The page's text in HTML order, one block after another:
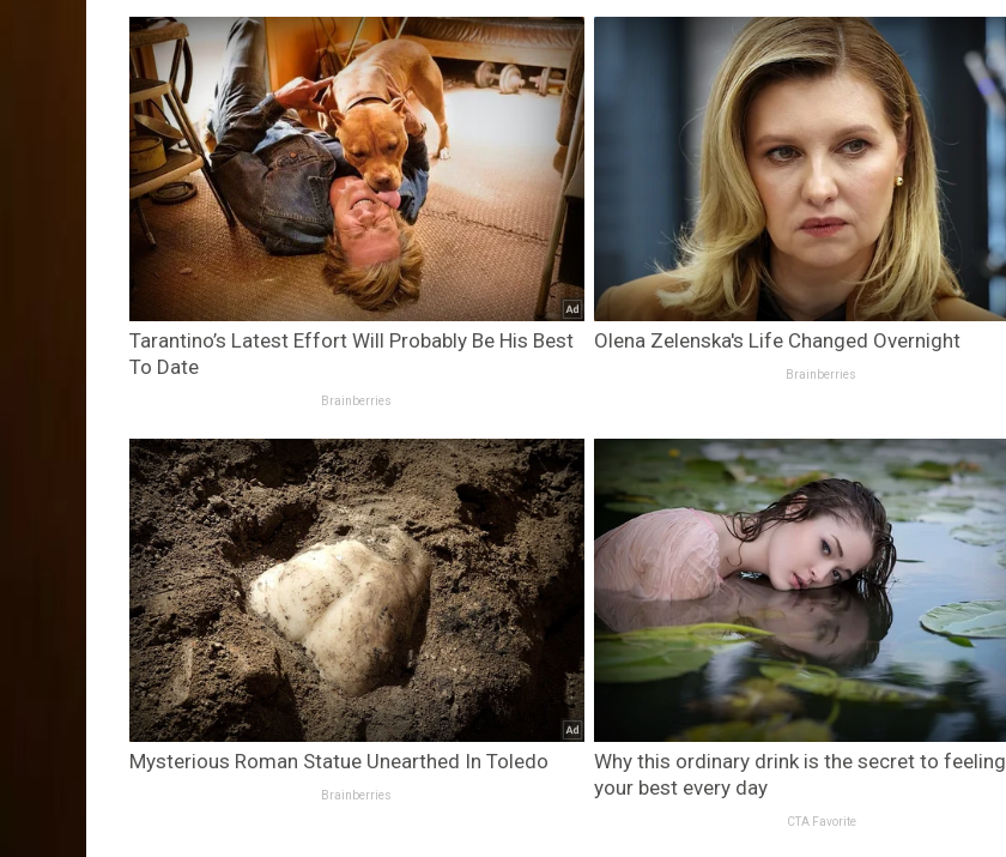
Tarantino’s Latest Effort Will Probably Be His Best
To Date
Brainberries
Olena Zelenska's Life Changed Overnight
Brainberries
Mysterious Roman Statue Unearthed In Toledo
Brainberries
Why this ordinary drink is the secret to feeling
your best every day
CTA Favorite